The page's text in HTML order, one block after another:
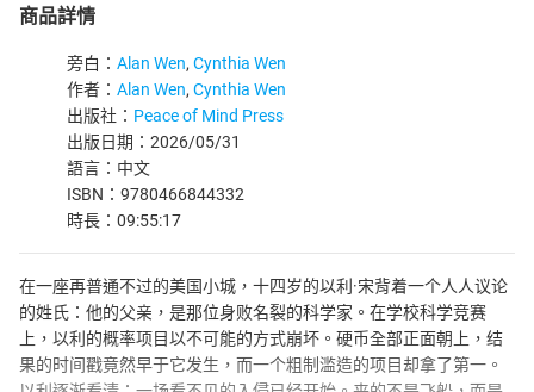
商品詳情
旁白： Alan Wen, Cynthia Wen
作者： Alan Wen, Cynthia Wen
出版社： Peace of Mind Press
出版日期：2026/05/31
語言：中文
ISBN：9780466844332
時長：09:55:17
在一座再普通不过的美国小城，十四岁的以利·宋背着一个人人议论
的姓氏：他的父亲，是那位身败名裂的科学家。在学校科学竞赛
上，以利的概率项目以不可能的方式崩坏。硬币全部正面朝上，结
果的时间戳竟然早于它发生，而一个粗制滥造的项目却拿了第一。